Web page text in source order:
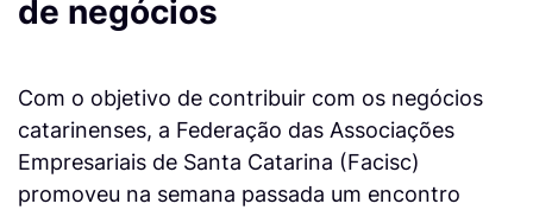
de negócios
Com o objetivo de contribuir com os negócios
catarinenses, a Federação das Associações
Empresariais de Santa Catarina (Facisc)
promoveu na semana passada um encontro